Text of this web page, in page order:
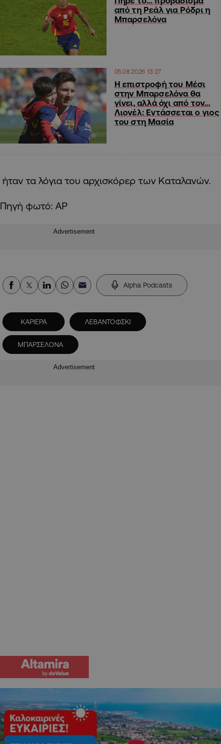
από τη Ρεάλ για Ρόδρι η
Μπαρσελόνα
05.08.2026 13:27
Η επιστροφή του Μέσι
στην Μπαρσελόνα θα
γίνει, αλλά όχι από τον…
Λιονέλ: Εντάσσεται ο γιος
του στη Μασία
ήταν τα λόγια του αρχισκόρερ των Καταλανών.
Πηγή φωτό: AP
Advertisement
Alpha Podcasts
ΚΑΡΙΕΡΑ ΛΕΒΑΝΤΟΦΣΚΙ
ΜΠΑΡΣΕΛΟΝΑ
Advertisement